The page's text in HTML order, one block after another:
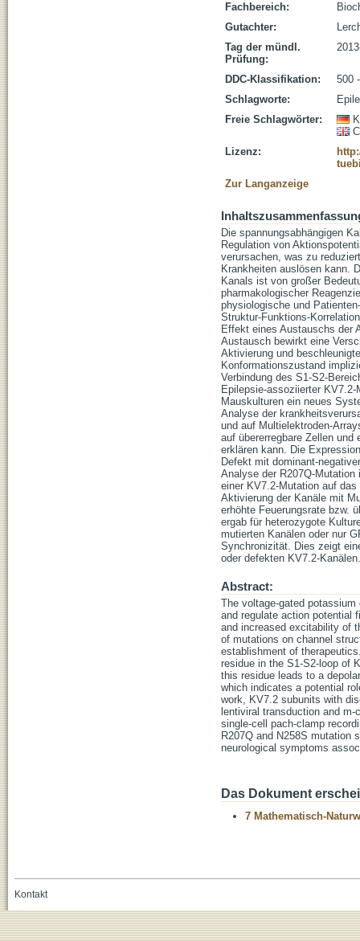
Fachbereich:
Gutachter:
Tag der mündl.
Prüfung:
DDC-Klassifikation:
500
Schlagworte:
Freie Schlagwörter:
Lizenz:
Zur Langanzeige
Die spannungsabhängigen
Regulation von
verursachen, was zu
Krankheiten auslösen kann.
Kanals ist von großer
pharmakologischer
physiologische und
Struktur-Funktions-
Effekt eines Austauschs der
Austausch bewirkt eine
Aktivierung und
Konformationszustand
Verbindung des S1-S2-
Epilepsie-assoziierter
Mauskulturen ein neues
Analyse der
und auf Multielektroden-
auf übererregbare Zellen
erklären kann. Die
Defekt mit dominant-
Analyse der R207Q-
einer KV7.2-Mutation auf
Aktivierung der Kanäle mit
erhöhte Feuerungsrate bzw.
ergab für heterozygote
mutierten Kanälen oder nur
Synchronizität. Dies zeigt
oder defekten KV7.2-Kanälen.
Abstract:
The voltage-gated
and regulate action potential
and increased excitability of
of mutations on channel
establishment of
residue in the S1-S2-loop of
this residue leads to a
which indicates a potential
work, KV7.2 subunits with
lentiviral transduction and
single-cell pach-clamp
R207Q and N258S mutation
neurological symptoms
Das Dokument
7 Mathematisch-
Kontakt